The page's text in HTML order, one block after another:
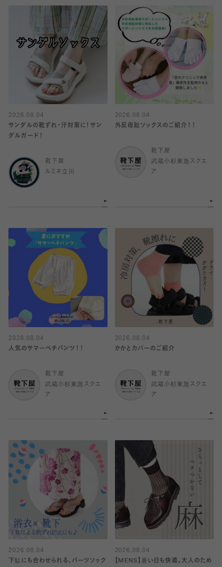
2026.08.04
サンダルの靴ずれ・汗対策に！サン
ダルガード！
靴下屋
ルミネ立川
2026.08.04
外反母趾ソックスのご紹介！！
靴下屋
武蔵小杉東急スクエ
ア
2026.08.04
人気のサマーペチパンツ！！
靴下屋
武蔵小杉東急スクエ
ア
2026.08.04
かかとカバーのご紹介
靴下屋
武蔵小杉東急スクエ
ア
2026.08.04
下駄にも合わせられる、パーツソック
2026.08.04
【MENS】暑い日も快適。大人のため